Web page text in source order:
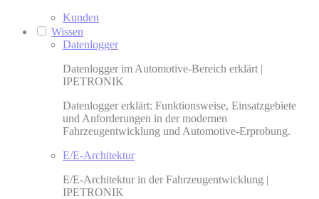
Kunden
Wissen
Datenlogger
Datenlogger im Automotive-Bereich erklärt |
IPETRONIK
Datenlogger erklärt: Funktionsweise, Einsatzgebiete
und Anforderungen in der modernen
Fahrzeugentwicklung und Automotive-Erprobung.
E/E-Architektur
E/E-Architektur in der Fahrzeugentwicklung |
IPETRONIK